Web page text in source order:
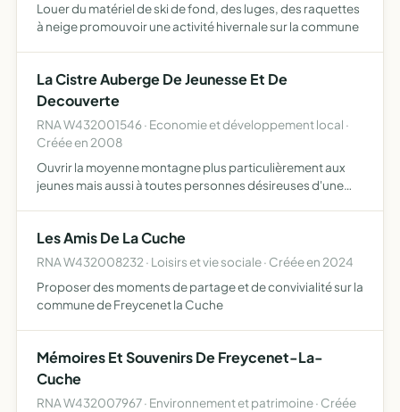
Louer du matériel de ski de fond, des luges, des raquettes
à neige promouvoir une activité hivernale sur la commune
La Cistre Auberge De Jeunesse Et De
Decouverte
RNA W432001546 · Economie et développement local ·
Créée en 2008
Ouvrir la moyenne montagne plus particulièrement aux
jeunes mais aussi à toutes personnes désireuses d'une
gastrono…
Les Amis De La Cuche
RNA W432008232 · Loisirs et vie sociale · Créée en 2024
Proposer des moments de partage et de convivialité sur la
commune de Freycenet la Cuche
Mémoires Et Souvenirs De Freycenet-La-
Cuche
RNA W432007967 · Environnement et patrimoine · Créée